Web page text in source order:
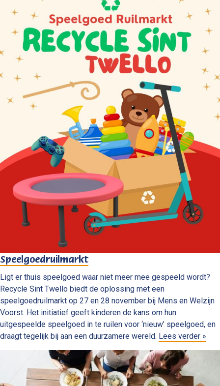
Speelgoedruilmarkt
Ligt er thuis speelgoed waar niet meer mee gespeeld wordt?
Recycle Sint Twello biedt de oplossing met een
speelgoedruilmarkt op 27 en 28 november bij Mens en Welzijn
Voorst. Het initiatief geeft kinderen de kans om hun
uitgespeelde speelgoed in te ruilen voor ‘nieuw’ speelgoed, en
draagt tegelijk bij aan een duurzamere wereld. Lees verder »